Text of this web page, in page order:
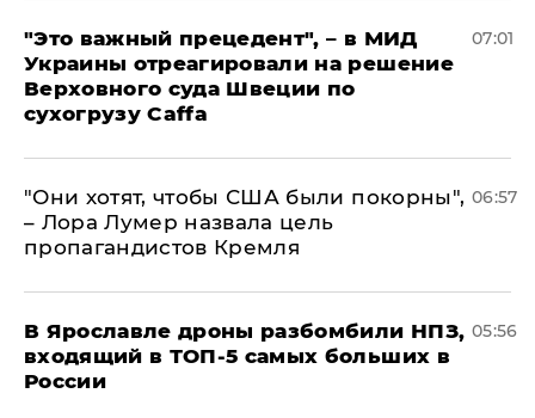
"Это важный прецедент", – в МИД
Украины отреагировали на решение
Верховного суда Швеции по
сухогрузу Caffa
07:01
"Они хотят, чтобы США были покорны",
– Лора Лумер назвала цель
пропагандистов Кремля
06:57
В Ярославле дроны разбомбили НПЗ,
входящий в ТОП-5 самых больших в
России
05:56